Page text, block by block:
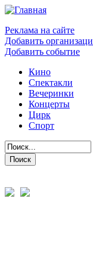
Реклама на сайте
Добавить
Добавить событие
Кино
Спектакли
Вечеринки
Концерты
Цирк
Спорт